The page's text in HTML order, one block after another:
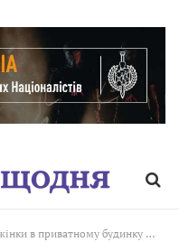
приватному будинку на Коростенщині